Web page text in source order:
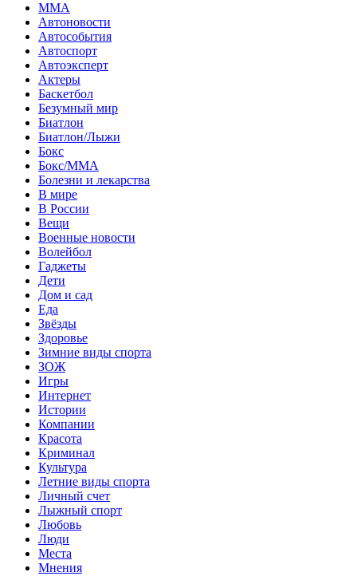
MMA
Автоновости
Автособытия
Автоспорт
Автоэксперт
Актеры
Баскетбол
Безумный мир
Биатлон
Биатлон/Лыжи
Бокс
Бокс/MMA
Болезни и лекарства
В мире
В России
Вещи
Военные новости
Волейбол
Гаджеты
Дети
Дом и сад
Еда
Звёзды
Здоровье
Зимние виды спорта
ЗОЖ
Игры
Интернет
Истории
Компании
Красота
Криминал
Культура
Летние виды спорта
Личный счет
Лыжный спорт
Любовь
Люди
Места
Мнения